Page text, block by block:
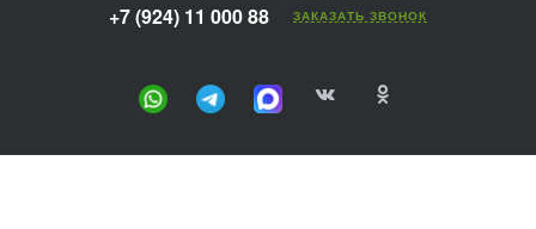
+7 (924) 11 000 88 ЗАКАЗАТЬ ЗВОНОК